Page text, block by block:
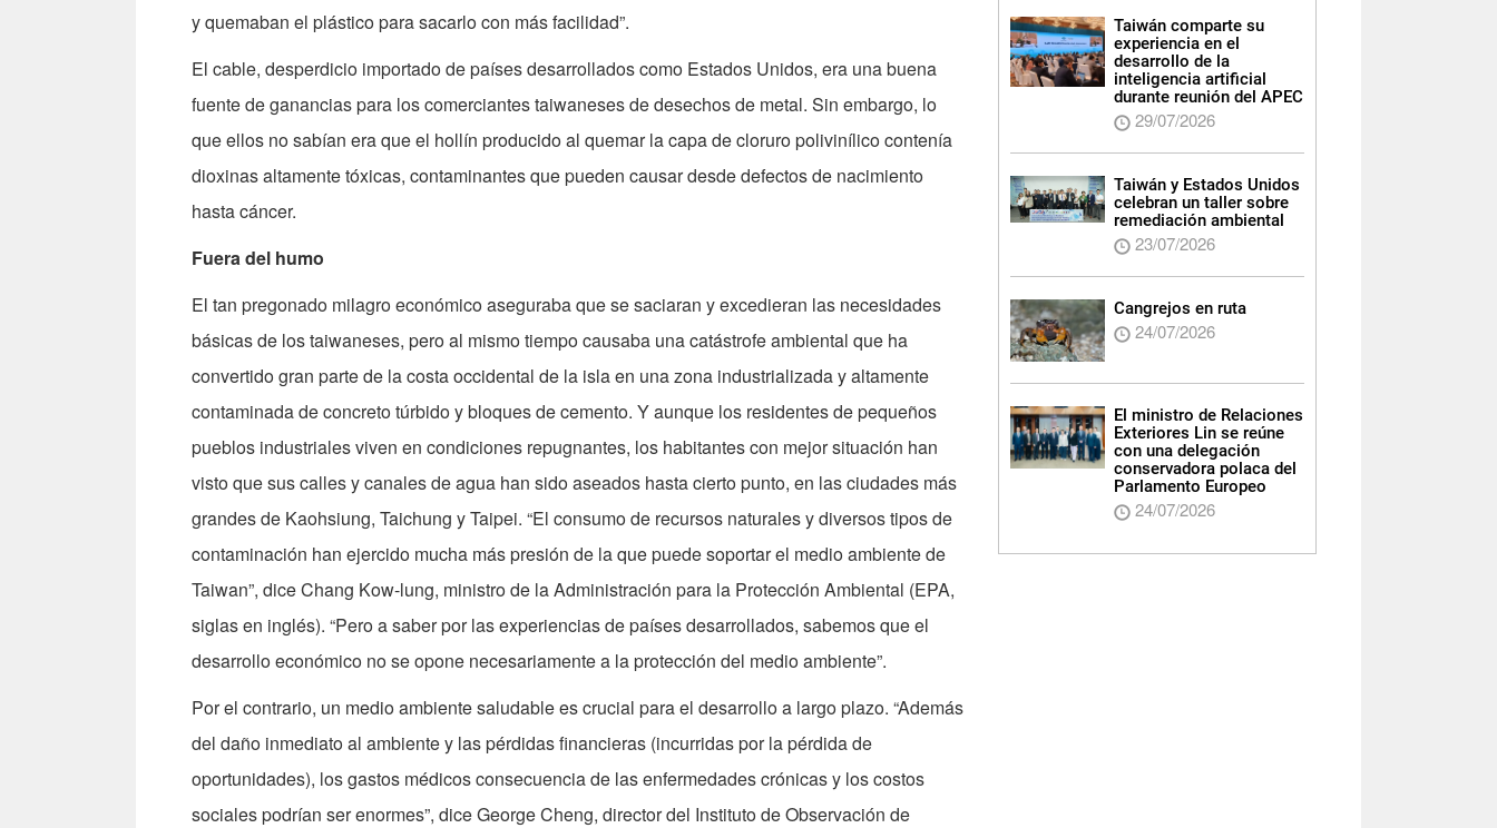
y quemaban el plástico para sacarlo con más facilidad”.
El cable, desperdicio importado de países desarrollados como Estados Unidos, era una buena
fuente de ganancias para los comerciantes taiwaneses de desechos de metal. Sin embargo, lo
que ellos no sabían era que el hollín producido al quemar la capa de cloruro polivinílico contenía
dioxinas altamente tóxicas, contaminantes que pueden causar desde defectos de nacimiento
hasta cáncer.
Fuera del humo
El tan pregonado milagro económico aseguraba que se saciaran y excedieran las necesidades
básicas de los taiwaneses, pero al mismo tiempo causaba una catástrofe ambiental que ha
convertido gran parte de la costa occidental de la isla en una zona industrializada y altamente
contaminada de concreto túrbido y bloques de cemento. Y aunque los residentes de pequeños
pueblos industriales viven en condiciones repugnantes, los habitantes con mejor situación han
visto que sus calles y canales de agua han sido aseados hasta cierto punto, en las ciudades más
grandes de Kaohsiung, Taichung y Taipei. “El consumo de recursos naturales y diversos tipos de
contaminación han ejercido mucha más presión de la que puede soportar el medio ambiente de
Taiwan”, dice Chang Kow-lung, ministro de la Administración para la Protección Ambiental (EPA,
siglas en inglés). “Pero a saber por las experiencias de países desarrollados, sabemos que el
desarrollo económico no se opone necesariamente a la protección del medio ambiente”.
Por el contrario, un medio ambiente saludable es crucial para el desarrollo a largo plazo. “Además
del daño inmediato al ambiente y las pérdidas financieras (incurridas por la pérdida de
oportunidades), los gastos médicos consecuencia de las enfermedades crónicas y los costos
sociales podrían ser enormes”, dice George Cheng, director del Instituto de Observación de
Taiwán comparte su
experiencia en el
desarrollo de la
inteligencia artificial
durante reunión del APEC
29/07/2026
Taiwán y Estados Unidos
celebran un taller sobre
remediación ambiental
23/07/2026
Cangrejos en ruta
24/07/2026
El ministro de Relaciones
Exteriores Lin se reúne
con una delegación
conservadora polaca del
Parlamento Europeo
24/07/2026